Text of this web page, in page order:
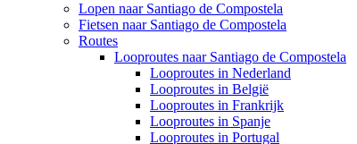
Lopen naar Santiago de Compostela
Fietsen naar Santiago de Compostela
Routes
Looproutes naar Santiago de Compostela
Looproutes in Nederland
Looproutes in België
Looproutes in Frankrijk
Looproutes in Spanje
Looproutes in Portugal